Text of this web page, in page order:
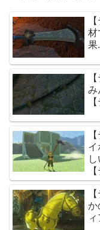
材
果
み
イ
か